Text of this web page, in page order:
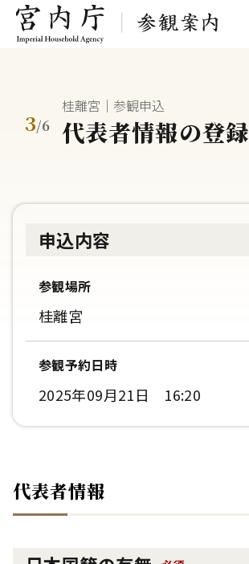
3/6
桂離宮｜参観申込
代表者情報の登録
申込内容
参観場所
桂離宮
参観予約日時
2025年09月21日 16:20
代表者情報